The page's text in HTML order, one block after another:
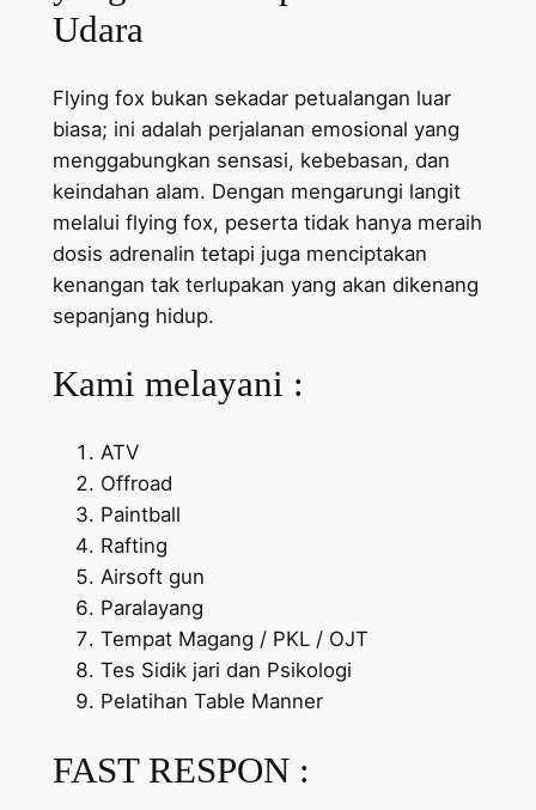
Udara
Flying fox bukan sekadar petualangan luar
biasa; ini adalah perjalanan emosional yang
menggabungkan sensasi, kebebasan, dan
keindahan alam. Dengan mengarungi langit
melalui flying fox, peserta tidak hanya meraih
dosis adrenalin tetapi juga menciptakan
kenangan tak terlupakan yang akan dikenang
sepanjang hidup.
Kami melayani :
ATV
Offroad
Paintball
Rafting
Airsoft gun
Paralayang
Tempat Magang / PKL / OJT
Tes Sidik jari dan Psikologi
Pelatihan Table Manner
FAST RESPON :